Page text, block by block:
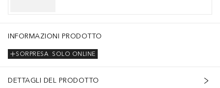
INFORMAZIONI PRODOTTO
SOLO ONLINE
SORPRESA
DETTAGLI DEL PRODOTTO